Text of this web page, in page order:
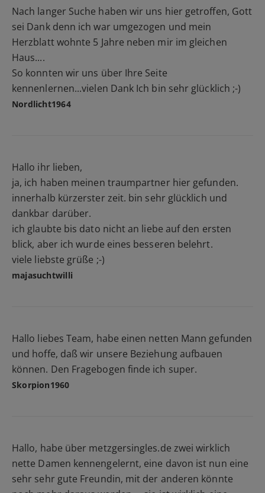
Nach langer Suche haben wir uns hier getroffen, Gott
sei Dank denn ich war umgezogen und mein
Herzblatt wohnte 5 Jahre neben mir im gleichen
Haus....
So konnten wir uns über Ihre Seite
kennenlernen...vielen Dank Ich bin sehr glücklich ;-)
Nordlicht1964
Hallo ihr lieben,
ja, ich haben meinen traumpartner hier gefunden.
innerhalb kürzerster zeit. bin sehr glücklich und
dankbar darüber.
ich glaubte bis dato nicht an liebe auf den ersten
blick, aber ich wurde eines besseren belehrt.
viele liebste grüße ;-)
majasuchtwilli
Hallo liebes Team, habe einen netten Mann gefunden
und hoffe, daß wir unsere Beziehung aufbauen
können. Den Fragebogen finde ich super.
Skorpion1960
Hallo, habe über metzgersingles.de zwei wirklich
nette Damen kennengelernt, eine davon ist nun eine
sehr sehr gute Freundin, mit der anderen könnte